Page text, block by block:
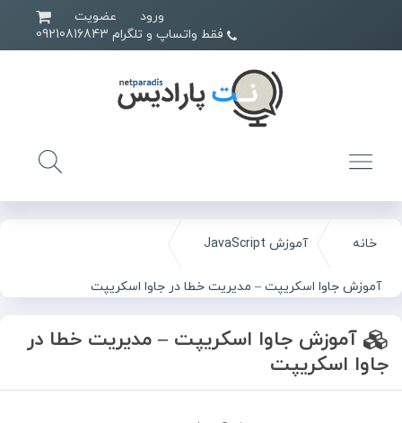
ورود
عضویت
خانه آموزش JavaScript
آموزش جاوا اسکریپت – مدیریت خطا در جاوا اسکریپت
آموزش جاوا اسکریپت – مدیریت خطا در
جاوا اسکریپت